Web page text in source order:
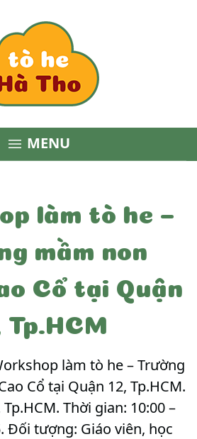
 MENU
làm tò he –
mầm non
Cổ tại Quận
Tp.HCM
làm tò he – Trường
Cổ tại Quận 12, Tp.HCM.
Thời gian: 10:00 –
Đối tượng: Giáo viên, học